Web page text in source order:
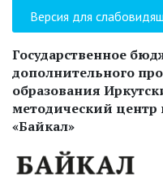
Версия для
Государственное
дополнительного
образования
методический центр
«Байкал»